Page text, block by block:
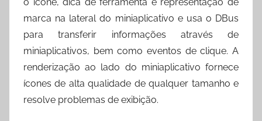
marca na lateral do miniaplicativo e usa o DBus
para transferir informações através de
miniaplicativos, bem como eventos de clique. A
renderização ao lado do miniaplicativo fornece
ícones de alta qualidade de qualquer tamanho e
resolve problemas de exibição.